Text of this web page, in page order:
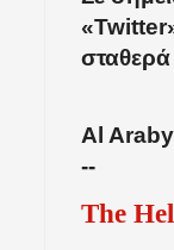
σταθερά
Al Araby
--
The